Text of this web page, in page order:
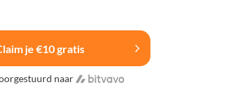
je €10 gratis
naar